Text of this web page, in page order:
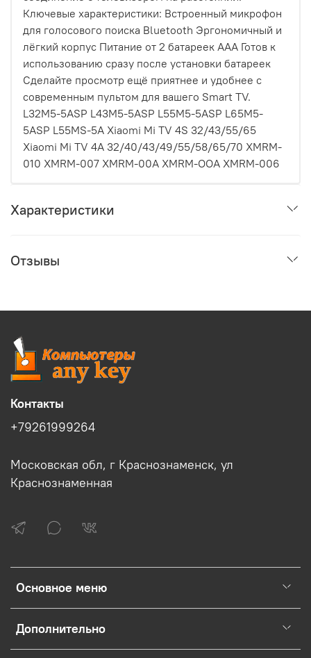
Ключевые характеристики: Встроенный микрофон
для голосового поиска Bluetooth Эргономичный и
лёгкий корпус Питание от 2 батареек AAA Готов к
использованию сразу после установки батареек
Сделайте просмотр ещё приятнее и удобнее с
современным пультом для вашего Smart TV.
L32M5-5ASP L43M5-5ASP L55M5-5ASP L65M5-
5ASP L55MS-5A Xiaomi Mi TV 4S 32/43/55/65
Xiaomi Mi TV 4A 32/40/43/49/55/58/65/70 XMRM-
010 XMRM-007 XMRM-00A XMRM-OOA XMRM-006
Характеристики
Отзывы
Основное меню
Дополнительно
Контакты
+79261999264
Московская обл, г Краснознаменск, ул
Краснознаменная